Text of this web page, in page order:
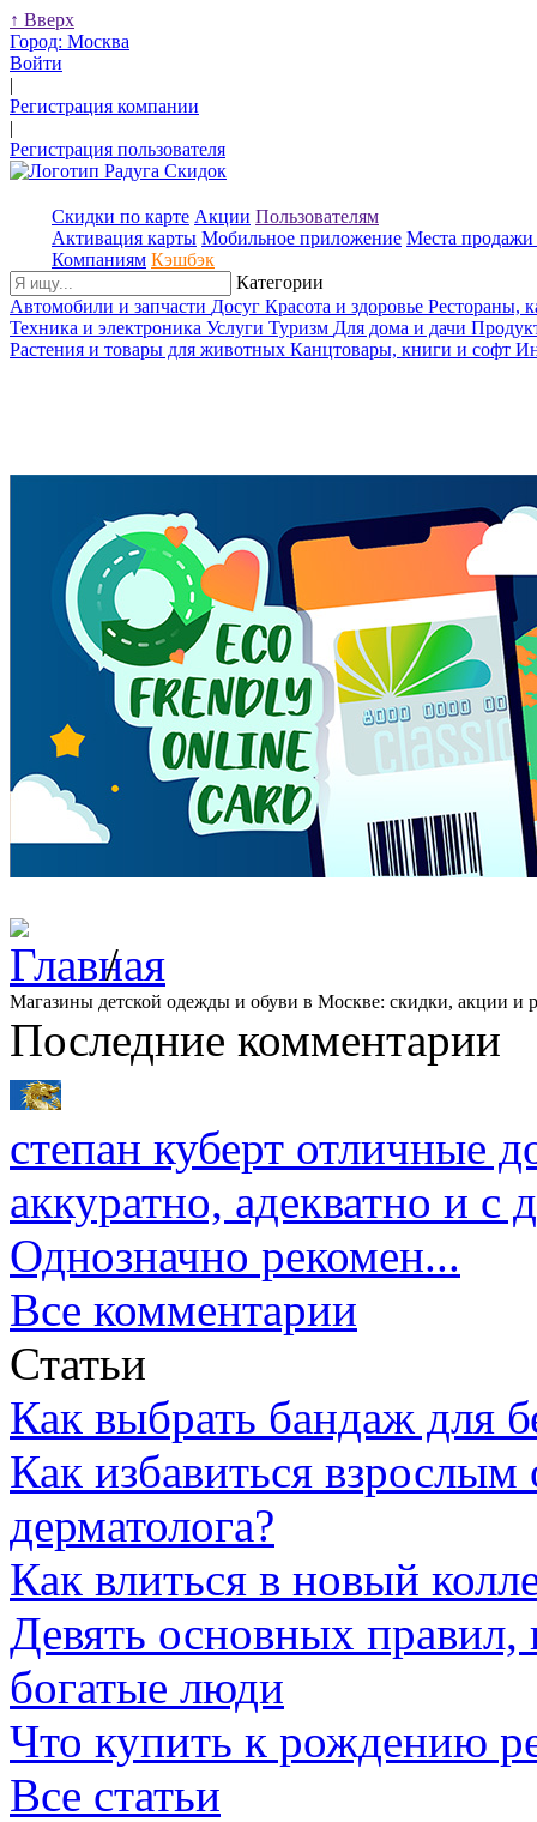
↑ Вверх
Город: Москва
Войти
|
Регистрация компании
|
Регистрация пользователя
Скидки по карте Акции Пользователям
Активация карты Мобильное приложение Места продажи
Компаниям Кэшбэк
Категории
Автомобили и запчасти Досуг Красота и здоровье Рестораны,
Техника и электроника Услуги Туризм Для дома и дачи
Растения и товары для животных Канцтовары, книги и софт
/
Магазины детской одежды и обуви в Москве: скидки, акции и
Последние комментарии
степан куберт отличные
аккуратно, адекватно и
Однозначно рекомен...
Все комментарии
Статьи
Как выбрать бандаж для
Как избавиться
дерматолога?
Как влиться в новый
Девять основных
богатые люди
Что купить к рождению
Все статьи